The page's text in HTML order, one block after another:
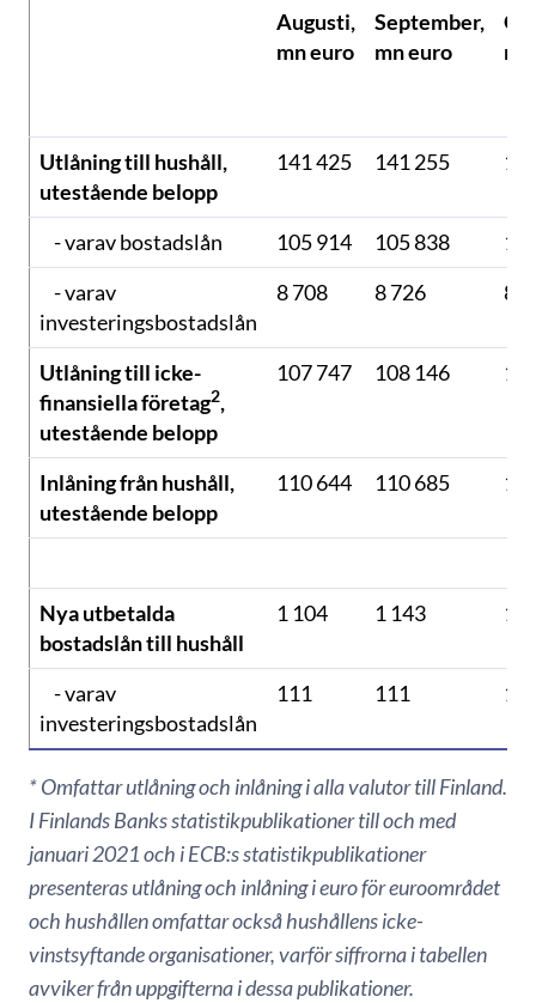
Augusti,
mn euro
September,
mn euro
Utlåning till hushåll,
utestående belopp
141 425 141 255
- varav bostadslån 105 914 105 838
- varav
investeringsbostadslån
8 708 8 726 8
Utlåning till icke-
finansiella företag2,
utestående belopp
107 747 108 146
Inlåning från hushåll,
utestående belopp
110 644 110 685
Nya utbetalda
bostadslån till hushåll
1 104 1 143 1
- varav
investeringsbostadslån
111 111
* Omfattar utlåning och inlåning i alla valutor till Finland.
I Finlands Banks statistikpublikationer till och med
januari 2021 och i ECB:s statistikpublikationer
presenteras utlåning och inlåning i euro för euroområdet
och hushållen omfattar också hushållens icke-
vinstsyftande organisationer, varför siffrorna i tabellen
avviker från uppgifterna i dessa publikationer.